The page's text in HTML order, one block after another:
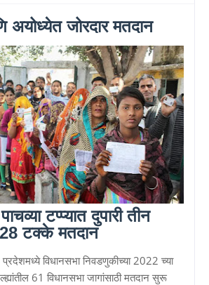
जोरदार मतदान
टप्प्यात दुपारी तीन
टक्के मतदान
प्रदेशमध्ये विधानसभा निवडणुकीच्या 2022 च्या
61 विधानसभा जागांसाठी मतदान सुरू